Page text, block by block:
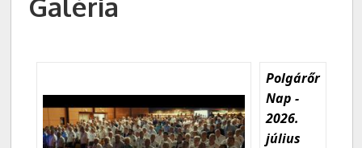
Polgárőr
Nap -
2026.
július